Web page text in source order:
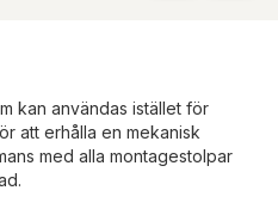
kan användas istället för
att erhålla en mekanisk
med alla montagestolpar